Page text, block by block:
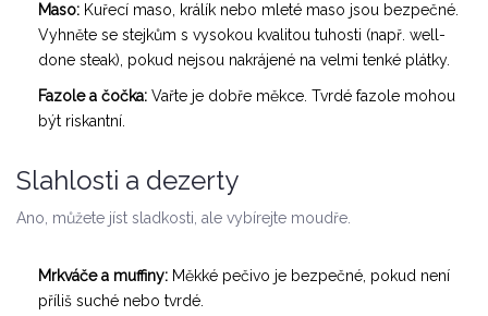
Maso: Kuřecí maso, králík nebo mleté maso jsou bezpečné.
Vyhněte se stejkům s vysokou kvalitou tuhosti (např. well-
done steak), pokud nejsou nakrájené na velmi tenké plátky.
Fazole a čočka: Vařte je dobře měkce. Tvrdé fazole mohou
být riskantní.
Slahlosti a dezerty
Ano, můžete jíst sladkosti, ale vybírejte moudře.
Mrkváče a muffiny: Měkké pečivo je bezpečné, pokud není
příliš suché nebo tvrdé.